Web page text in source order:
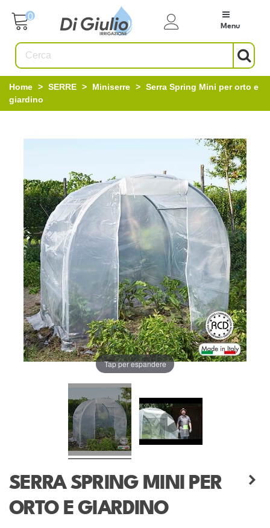
0
Menu
Home > SERRE > Miniserre > Serra Spring Mini per orto e
giardino
Tap per espandere
SERRA SPRING MINI PER
ORTO E GIARDINO